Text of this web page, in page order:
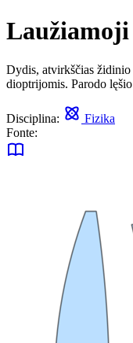
Laužiamoji
Dydis, atvirkščias
dioptrijomis. Parodo
Disciplina:
Fizika
Fonte: